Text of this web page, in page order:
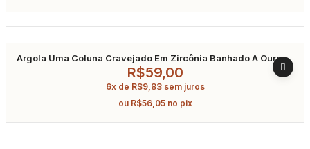
Argola Uma Coluna Cravejado Em Zircônia Banhado A Ouro
R$59,00
6x de R$9,83 sem juros
ou R$56,05 no pix